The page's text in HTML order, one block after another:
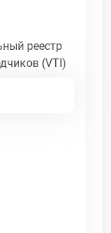
реестр
(VTI)